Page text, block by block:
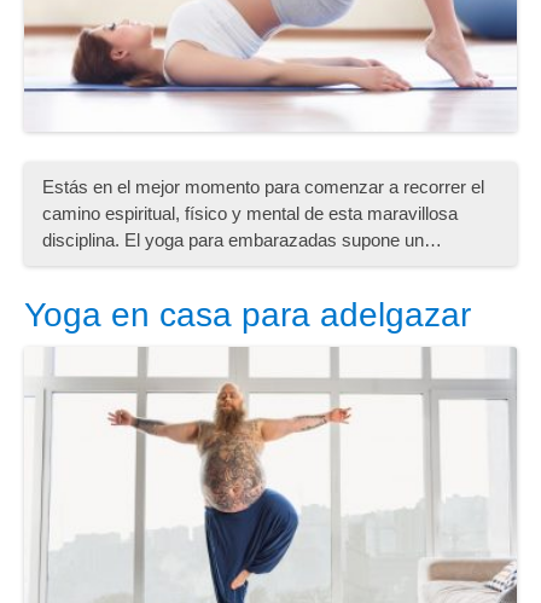
Estás en el mejor momento para comenzar a recorrer el
camino espiritual, físico y mental de esta maravillosa
disciplina. El yoga para embarazadas supone un…
Yoga en casa para adelgazar